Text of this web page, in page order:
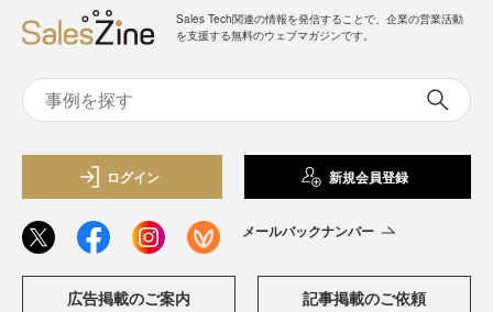
Sales Tech関連の情報を発信することで、企業の営業活動
を支援する無料のウェブマガジンです。
ログイン 新規会員登録
メールバックナンバー
広告掲載のご案内 記事掲載のご依頼